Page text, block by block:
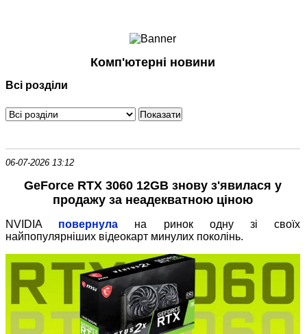
Смартфони
Периферія
Програмне забезпечення
Комп'ютерні новини
Всі розділи
06-07-2026 13:12
GeForce RTX 3060 12GB знову з'явилася у
продажу за неадекватною ціною
NVIDIA повернула на ринок одну зі своїх
найпопулярніших відеокарт минулих поколінь.